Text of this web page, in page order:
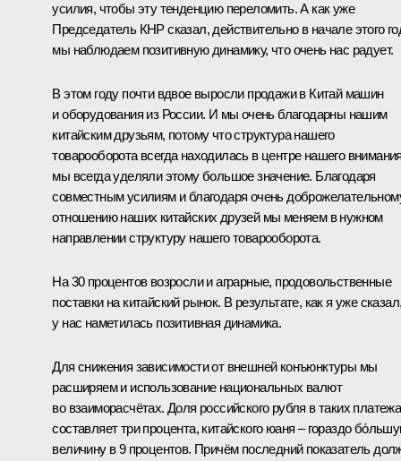
усилия, чтобы эту тенденцию переломить. А как уже
Председатель КНР сказал, действительно в начале этого
мы наблюдаем позитивную динамику, что очень нас радует.
В этом году почти вдвое выросли продажи в Китай машин
и оборудования из России. И мы очень благодарны нашим
китайским друзьям, потому что структура нашего
товарооборота всегда находилась в центре нашего
мы всегда уделяли этому большое значение. Благодаря
совместным усилиям и благодаря очень
отношению наших китайских друзей мы меняем в нужном
направлении структуру нашего товарооборота.
На 30 процентов возросли и аграрные, продовольственные
поставки на китайский рынок. В результате, как я уже
у нас наметилась позитивная динамика.
Для снижения зависимости от внешней конъюнктуры мы
расширяем и использование национальных валют
во взаиморасчётах. Доля российского рубля в таких
составляет три процента, китайского юаня – гораздо
величину в 9 процентов. Причём последний показатель